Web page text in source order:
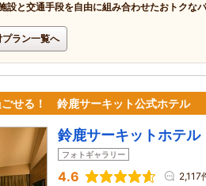
設と交通手段を自由に組み合わせたおトクな
ラン一覧へ
ごせる！ 鈴鹿サーキット公式ホテル
鈴鹿サーキットホテル
フォトギャラリー
4.6 2,117